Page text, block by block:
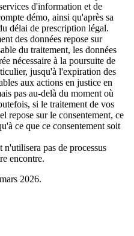
d'information et de
démo, ainsi qu'après sa
délai de prescription légal.
des données repose sur
du traitement, les données
nécessaire à la poursuite de
jusqu'à l'expiration des
aux actions en justice en
pas au-delà du moment où
si le traitement de vos
repose sur le consentement, ce
ce que ce consentement soit
pas de processus
encontre.
2026.